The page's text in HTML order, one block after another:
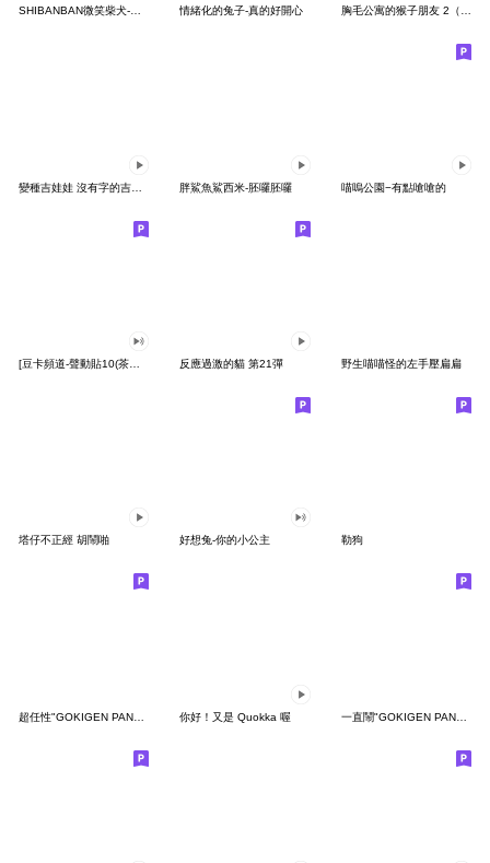
SHIBANBAN微笑柴犬-廢柴寶寶日常 情緒化的兔子-真的好開心 胸毛公寓的猴子朋友 2（有聲動態）
胖鯊魚鯊西米-胚囉胚囉 喵嗚公園−有點嗆嗆的
反應過激的貓 第21彈 野生喵喵怪的左手壓扁扁
塔仔不正經 胡鬧啪 好想兔-你的小公主 勒狗
你好！又是 Quokka 喔 一直鬧"GOKIGEN PANDA" 台灣版